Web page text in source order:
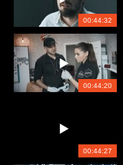
00:44:32
00:44:20
00:44:27